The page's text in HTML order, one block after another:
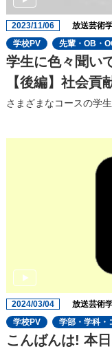
2023/11/06 放送芸術
学校PV
先輩・OB・
学生に色々聞い
【後編】社会貢
どころを聞いて
さまざまなコースの学
2024/03/04 放送芸術
学校PV
学部・学科・
こんばんは! 本日も稽古終わりに撮影させて頂